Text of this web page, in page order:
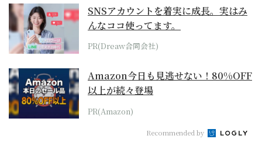
SNSアカウントを着実に成長。実はみ
んなココ使ってます。
PR(Dreaw合同会社)
Amazon今日も見逃せない！80%OFF
以上が続々登場
PR(Amazon)
Recommended by